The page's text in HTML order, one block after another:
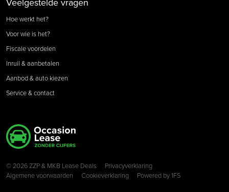
Hoe werkt het?
Voor wie is het?
Fiscale voordelen
Inruil & aanbetalen
Aanbod & auto kiezen
Service & contact
Copyright navigation
© 2026 ZZP & MKB Lease Deals
Privacyverklaring
Algemene voorwaarden
Cookieverklaring Powered by1FS